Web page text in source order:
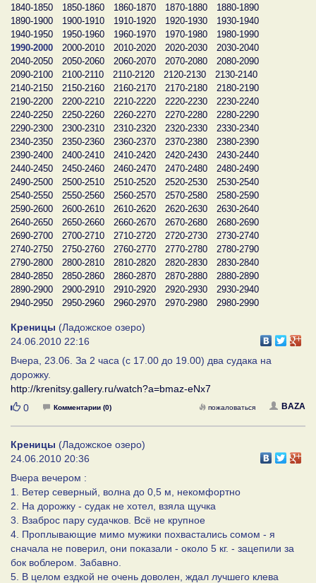
1840-1850
1850-1860 1860-1870 1870-1880
1880-1890
1890-1900
1900-1910 1910-1920 1920-1930
1930-1940
1940-1950
1950-1960 1960-1970 1970-1980
1980-1990
1990-2000
2000-2010 2010-2020 2020-2030
2030-2040
2040-2050
2050-2060 2060-2070 2070-2080
2080-2090
2090-2100
2100-2110 2110-2120 2120-2130
2130-2140
2140-2150
2150-2160 2160-2170 2170-2180
2180-2190
2190-2200
2200-2210 2210-2220 2220-2230
2230-2240
2240-2250
2250-2260 2260-2270 2270-2280
2280-2290
2290-2300
2300-2310 2310-2320 2320-2330
2330-2340
2340-2350
2350-2360 2360-2370 2370-2380
2380-2390
2390-2400
2400-2410 2410-2420 2420-2430
2430-2440
2440-2450
2450-2460 2460-2470 2470-2480
2480-2490
2490-2500
2500-2510 2510-2520 2520-2530
2530-2540
2540-2550
2550-2560 2560-2570 2570-2580
2580-2590
2590-2600
2600-2610 2610-2620 2620-2630
2630-2640
2640-2650
2650-2660 2660-2670 2670-2680
2680-2690
2690-2700
2700-2710 2710-2720 2720-2730
2730-2740
2740-2750
2750-2760 2760-2770 2770-2780
2780-2790
2790-2800
2800-2810 2810-2820 2820-2830
2830-2840
2840-2850
2850-2860 2860-2870 2870-2880
2880-2890
2890-2900
2900-2910 2910-2920 2920-2930
2930-2940
2940-2950
2950-2960 2960-2970 2970-2980 2980-2990
Креницы (Ладожское озеро)
24.06.2010 22:16
Вчера, 23.06. За 2 часа (с 17.00 до 19.00) два судака на
дорожку.
http://krenitsy.gallery.ru/watch?a=bmaz-eNx7
Нравится
0 Комментарии (0) BAZA
пожаловаться
Креницы (Ладожское озеро)
24.06.2010 20:36
Вчера вечером :
1. Ветер северный, волна до 0,5 м, некомфортно
2. На дорожку - судак не хотел, взяла щучка
3. Взаброс пару судачков. Всё не крупное
4. Проплывающие мимо мужики похвастались сомом - я
сначала не поверил, они показали - около 5 кг. - зацепили за
бок воблером. Забавно.
5. В целом ездкой не очень доволен, ждал лучшего клева